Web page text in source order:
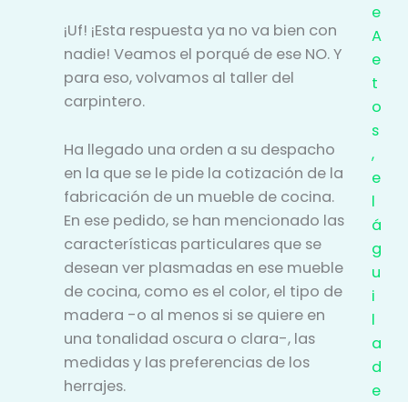
¡Uf! ¡Esta respuesta ya no va bien con
nadie! Veamos el porqué de ese NO. Y
para eso, volvamos al taller del
carpintero.
Ha llegado una orden a su despacho
en la que se le pide la cotización de la
fabricación de un mueble de cocina.
En ese pedido, se han mencionado las
características particulares que se
desean ver plasmadas en ese mueble
de cocina, como es el color, el tipo de
madera -o al menos si se quiere en
una tonalidad oscura o clara-, las
medidas y las preferencias de los
herrajes.
e
A
e
t
o
s
,
e
l
á
g
u
i
l
a
d
e